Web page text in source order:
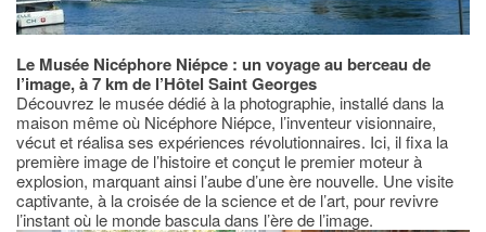
Le Musée Nicéphore Niépce : un voyage au berceau de
l’image, à 7 km de l’Hôtel Saint Georges
Découvrez le musée dédié à la photographie, installé dans la
maison même où Nicéphore Niépce, l’inventeur visionnaire,
vécut et réalisa ses expériences révolutionnaires. Ici, il fixa la
première image de l’histoire et conçut le premier moteur à
explosion, marquant ainsi l’aube d’une ère nouvelle. Une visite
captivante, à la croisée de la science et de l’art, pour revivre
l’instant où le monde bascula dans l’ère de l’image.